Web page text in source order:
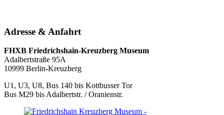
Adresse & Anfahrt
FHXB Friedrichshain-Kreuzberg Museum
Adalbertstraße 95A
10999 Berlin-Kreuzberg
U1, U3, U8, Bus 140 bis Kottbusser Tor
Bus M29 bis Adalbertstr. / Oranienstr.